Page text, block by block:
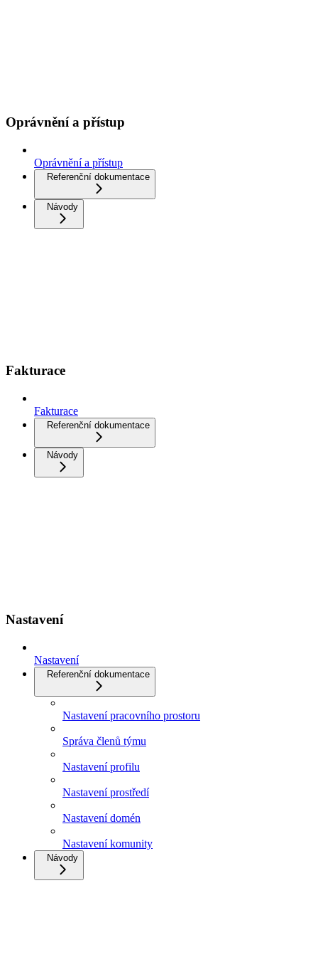
Oprávnění a přístup
Oprávnění a přístup
Referenční dokumentace
Návody
Fakturace
Fakturace
Referenční dokumentace
Návody
Nastavení
Nastavení
Referenční dokumentace
Nastavení pracovního prostoru
Správa členů týmu
Nastavení profilu
Nastavení prostředí
Nastavení domén
Nastavení komunity
Návody